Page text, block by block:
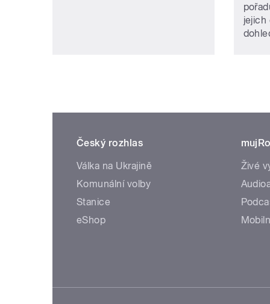
jejich
Český rozhlas
Válka na Ukrajině
Komunální volby
Stanice
eShop
Živé